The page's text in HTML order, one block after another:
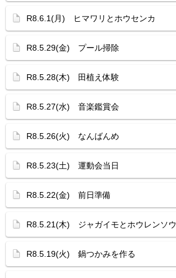
R8.6.1(月) ヒマワリとホウセンカ
R8.5.29(金) プール掃除
R8.5.28(木) 田植え体験
R8.5.27(水) 音楽鑑賞会
R8.5.26(火) なんばんめ
R8.5.23(土) 運動会当日
R8.5.22(金) 前日準備
R8.5.21(木) ジャガイモとホウレンソウ
R8.5.19(火) 鍋つかみを作る